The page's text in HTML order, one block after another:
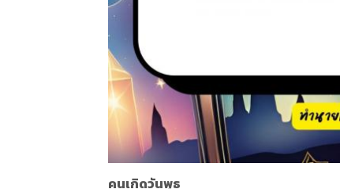
คนเกิดวันพุธ